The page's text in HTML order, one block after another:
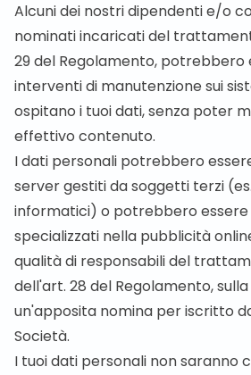
Alcuni dei nostri dipendenti e/o
nominati incaricati del
29 del Regolamento,
interventi di manutenzione sui
ospitano i tuoi dati, senza poter
effettivo contenuto.
I dati personali potrebbero
server gestiti da soggetti terzi
informatici) o potrebbero
specializzati nella pubblicità
qualità di responsabili del
dell'art. 28 del Regolamento,
un'apposita nomina per iscritto
Società.
I tuoi dati personali non saranno